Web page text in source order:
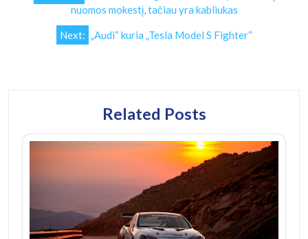
tarp
nuomos mokestį, tačiau yra kabliukas
Next: „Audi“ kuria „Tesla Model S Fighter“
Related Posts